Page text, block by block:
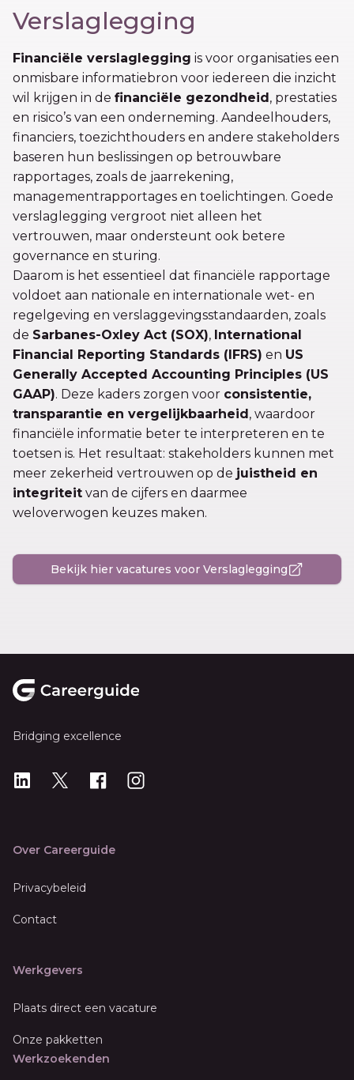
Verslaglegging
Financiële verslaglegging is voor organisaties een
onmisbare informatiebron voor iedereen die inzicht
wil krijgen in de financiële gezondheid, prestaties
en risico’s van een onderneming. Aandeelhouders,
financiers, toezichthouders en andere stakeholders
baseren hun beslissingen op betrouwbare
rapportages, zoals de jaarrekening,
managementrapportages en toelichtingen. Goede
verslaglegging vergroot niet alleen het
vertrouwen, maar ondersteunt ook betere
governance en sturing.
Daarom is het essentieel dat financiële rapportage
voldoet aan nationale en internationale wet- en
regelgeving en verslaggevingsstandaarden, zoals
de Sarbanes-Oxley Act (SOX), International
Financial Reporting Standards (IFRS) en US
Generally Accepted Accounting Principles (US
GAAP). Deze kaders zorgen voor consistentie,
transparantie en vergelijkbaarheid, waardoor
financiële informatie beter te interpreteren en te
toetsen is. Het resultaat: stakeholders kunnen met
meer zekerheid vertrouwen op de juistheid en
integriteit van de cijfers en daarmee
weloverwogen keuzes maken.
Bekijk hier vacatures voor Verslaglegging
Bridging excellence
LinkedIn
X Instagram
Over Careerguide
Privacybeleid
Contact
Werkgevers
Plaats direct een vacature
Onze pakketten
Werkzoekenden